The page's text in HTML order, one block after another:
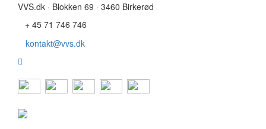
VVS.dk · Blokken 69 · 3460 Birkerød
+ 45 71 746 746
kontakt@vvs.dk